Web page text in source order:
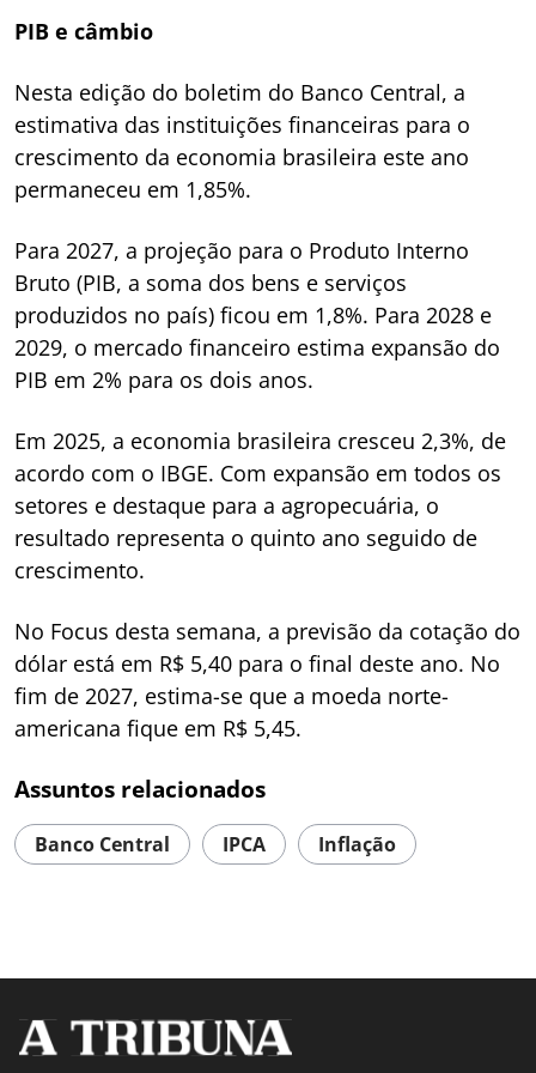
PIB e câmbio
Nesta edição do boletim do Banco Central, a
estimativa das instituições financeiras para o
crescimento da economia brasileira este ano
permaneceu em 1,85%.
Para 2027, a projeção para o Produto Interno
Bruto (PIB, a soma dos bens e serviços
produzidos no país) ficou em 1,8%. Para 2028 e
2029, o mercado financeiro estima expansão do
PIB em 2% para os dois anos.
Em 2025, a economia brasileira cresceu 2,3%, de
acordo com o IBGE. Com expansão em todos os
setores e destaque para a agropecuária, o
resultado representa o quinto ano seguido de
crescimento.
No Focus desta semana, a previsão da cotação do
dólar está em R$ 5,40 para o final deste ano. No
fim de 2027, estima-se que a moeda norte-
americana fique em R$ 5,45.
Assuntos relacionados
Banco Central IPCA Inflação